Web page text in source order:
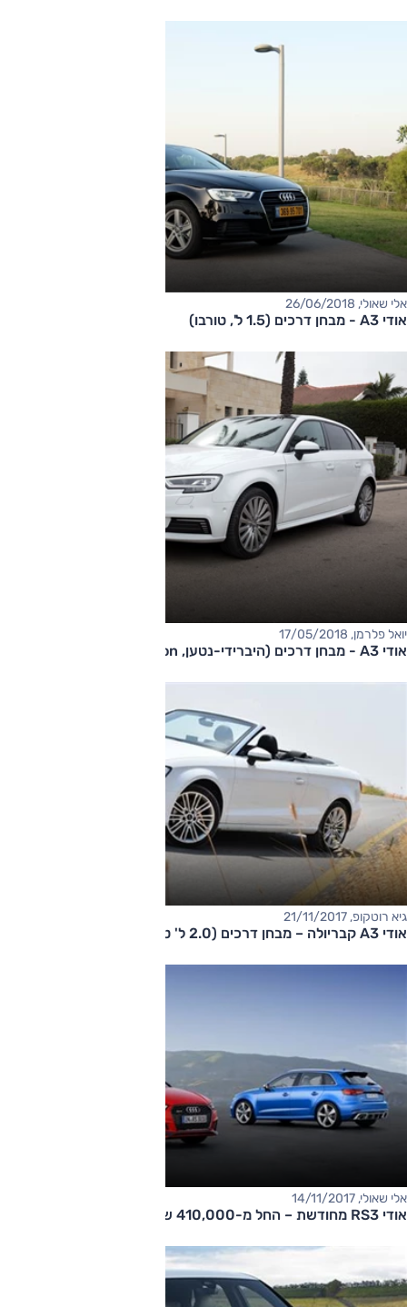
אלי שאולי, 26/06/2018
אודי A3 - מבחן דרכים (1.5 ל', טורבו)
יואל פלרמן, 17/05/2018
אודי A3 - מבחן דרכים (היברידי-נטען, e-tron)
גיא רוטקופ, 21/11/2017
אודי A3 קבריולה – מבחן דרכים (2.0 ל' טורבו, אוט')
אלי שאולי, 14/11/2017
אודי RS3 מחודשת – החל מ-410,000 שקל